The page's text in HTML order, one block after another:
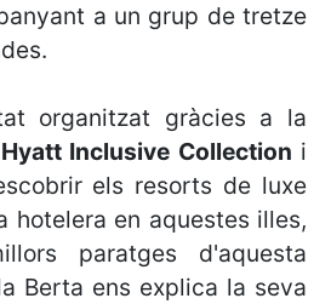
a un grup de tretze
organitzat gràcies a la
Hyatt Inclusive Collection i
els resorts de luxe
hotelera en aquestes illes,
paratges d'aquesta
Berta ens explica la seva